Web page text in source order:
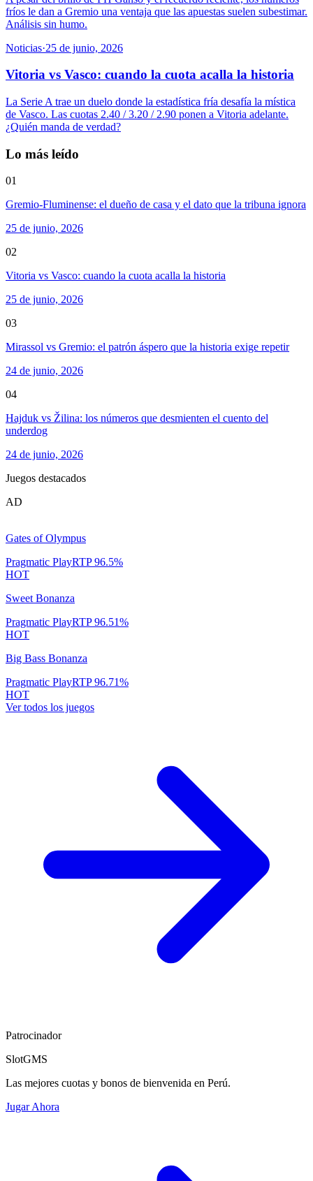
fríos le dan a Gremio una ventaja que las apuestas suelen subestimar.
Análisis sin humo.
Noticias·25 de junio, 2026
Vitoria vs Vasco: cuando la cuota acalla la historia
La Serie A trae un duelo donde la estadística fría desafía la mística
de Vasco. Las cuotas 2.40 / 3.20 / 2.90 ponen a Vitoria adelante.
¿Quién manda de verdad?
Lo más leído
01
Gremio-Fluminense: el dueño de casa y el dato que la tribuna ignora
25 de junio, 2026
02
Vitoria vs Vasco: cuando la cuota acalla la historia
25 de junio, 2026
03
Mirassol vs Gremio: el patrón áspero que la historia exige repetir
24 de junio, 2026
04
Hajduk vs Žilina: los números que desmienten el cuento del
underdog
24 de junio, 2026
Juegos destacados
AD
Gates of Olympus
Pragmatic PlayRTP96.5%
HOT
Sweet Bonanza
Pragmatic PlayRTP96.51%
HOT
Big Bass Bonanza
Pragmatic PlayRTP96.71%
HOT
Ver todos los juegos
Patrocinador
SlotGMS
Las mejores cuotas y bonos de bienvenida en Perú.
Jugar Ahora